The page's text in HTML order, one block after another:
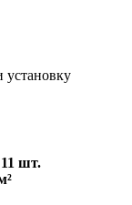
установку
11 шт.